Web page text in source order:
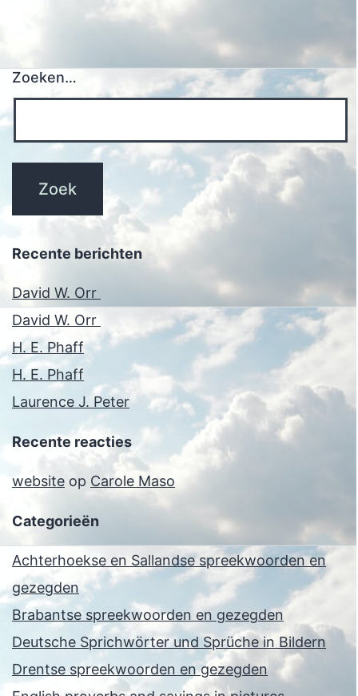
Zoeken…
Recente berichten
David W. Orr
David W. Orr
H. E. Phaff
H. E. Phaff
Laurence J. Peter
Recente reacties
website op Carole Maso
Categorieën
Achterhoekse en Sallandse spreekwoorden en
gezegden
Brabantse spreekwoorden en gezegden
Deutsche Sprichwörter und Sprüche in Bildern
Drentse spreekwoorden en gezegden